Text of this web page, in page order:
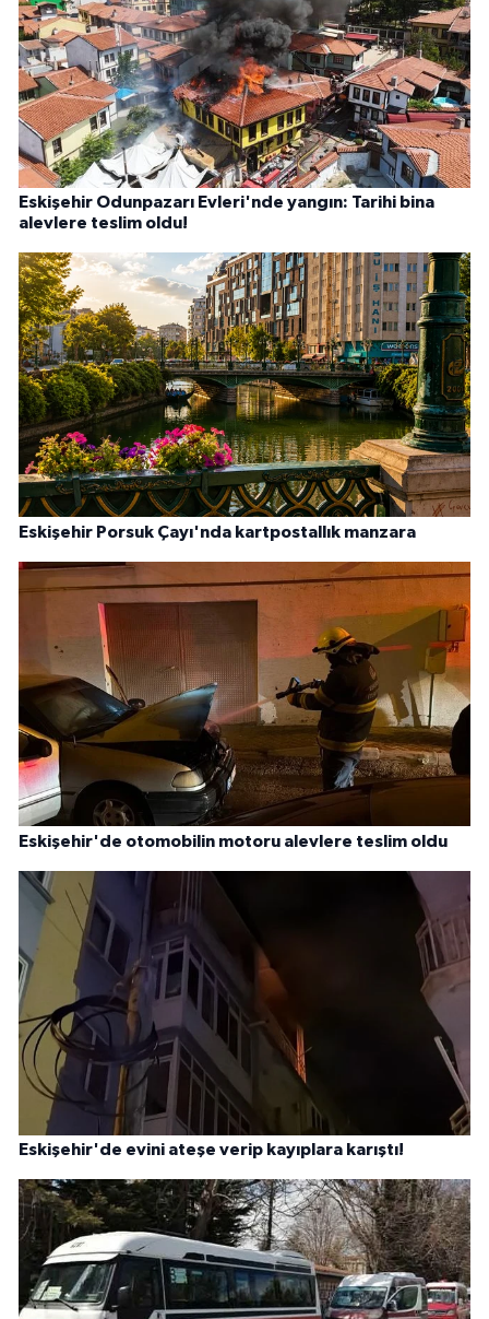
Eskişehir Odunpazarı Evleri'nde yangın: Tarihi bina
alevlere teslim oldu!
Eskişehir Porsuk Çayı'nda kartpostallık manzara
Eskişehir'de otomobilin motoru alevlere teslim oldu
Eskişehir'de evini ateşe verip kayıplara karıştı!